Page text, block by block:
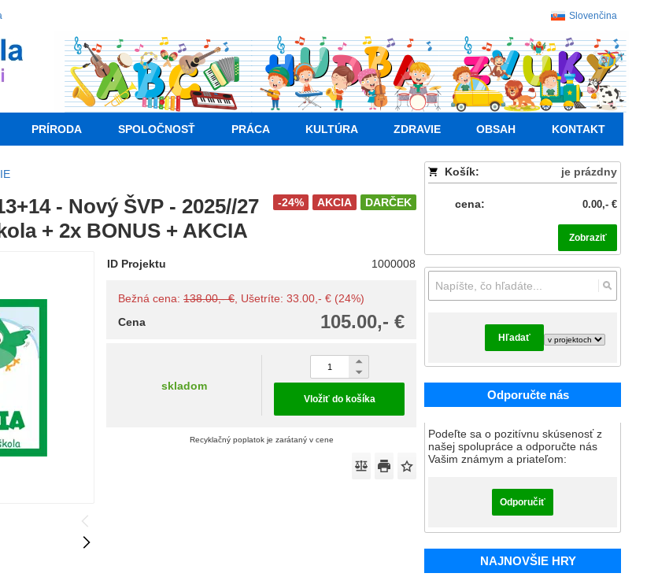
Slovenčina
PRÍRODA SPOLOČNOSŤ PRÁCA KULTÚRA ZDRAVIE OBSAH KONTAKT
Košík: je prázdny
cena: 0.00,- €
Zobraziť
Hľadať
Odporučte nás
Podeľte sa o pozitívnu skúsenosť z
našej spolupráce a odporučte nás
Vašim známym a priateľom:
Odporučiť
NAJNOVŠIE HRY
DARČEK
AKCIA
-24%
- Nový ŠVP - 2025//27
+ 2x BONUS + AKCIA
ID Projektu 1000008
Bežná cena: 138.00,- € , Ušetríte: 33.00,- € (24%)
105.00,- €
Cena
skladom
Vložiť do košíka
Recyklačný poplatok je zarátaný v cene